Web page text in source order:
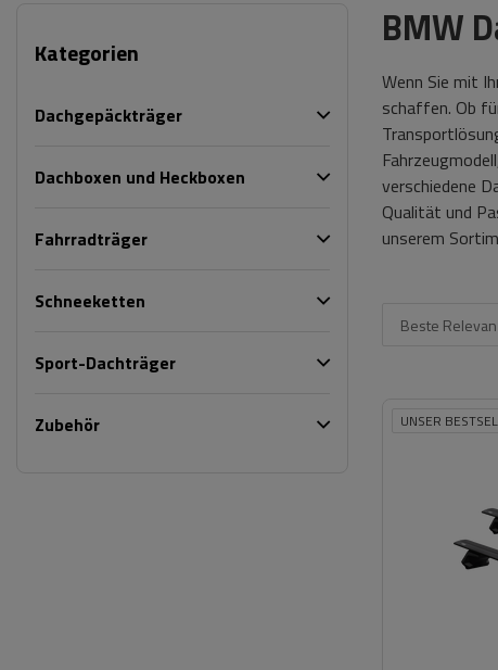
Kategorien
Dachgepäckträger
Dachboxen und Heckboxen
Fahrradträger
Schneeketten
Sport-Dachträger
Zubehör
BMW
Wenn Sie mit
schaffen. Ob
verschiedene
Qualität und
unserem
Beste
UNSER